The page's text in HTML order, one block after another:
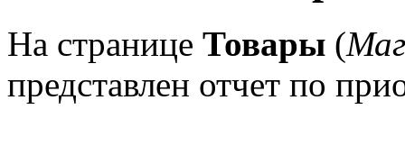
На странице Товары (
представлен отчет по